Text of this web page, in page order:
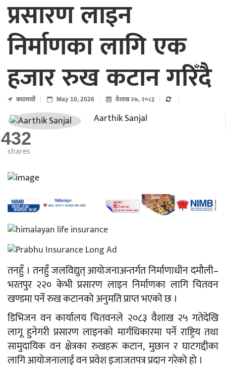
प्रसारण लाइन
निर्माणका लागि एक
हजार रुख कटान गरिँदै
काठमाडाैं May 10, 2026 वैशाख २७, २०८३
Aarthik Sanjal
432
shares
तनहुँ । तनहुँ जलविद्युत् आयोजनाअन्तर्गत निर्माणाधीन दमौली–
भरतपुर २२० केभी प्रसारण लाइन निर्माणका लागि चितवन
खण्डमा पर्ने रुख कटानको अनुमति प्राप्त भएको छ ।
डिभिजन वन कार्यालय चितवनले २०८३ वैशाख २५ गतेदेखि
लागू हुनेगरी प्रसारण लाइनको मार्गधिकारमा पर्ने राष्ट्रिय तथा
सामुदायिक वन क्षेत्रका रुखहरू कटान, मुछान र घाटगद्दीका
लागि आयोजनालाई वन प्रवेश इजाजतपत्र प्रदान गरेको हो ।